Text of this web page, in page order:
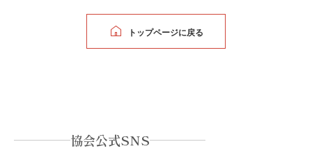
トップページに戻る
協会公式SNS